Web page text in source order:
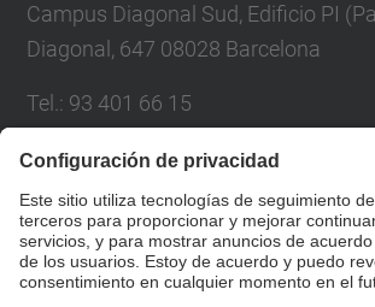
Campus Diagonal Sud, Edificio PI
Diagonal, 647 08028 Barcelona
Tel. : 93 401 66 15
Correo:escola.etseib@upc.edu
Directorio UPC
Formulario de contacto